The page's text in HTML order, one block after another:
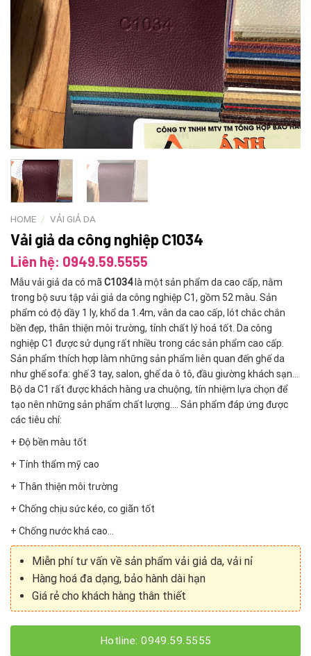
HOME / VẢI GIẢ DA
Vải giả da công nghiệp C1034
Liên hệ: 0949.59.5555
Mẫu vải giả da có mã C1034 là một sản phẩm da cao cấp, nằm
trong bộ sưu tập vải giả da công nghiệp C1, gồm 52 màu. Sản
phẩm có độ dầy 1 ly, khổ da 1.4m, vân da cao cấp, lót chắc chắn
bền đẹp, thân thiện môi trường, tính chất lý hoá tốt. Da công
nghiệp C1 được sử dụng rất nhiều trong các sản phẩm cao cấp.
Sản phẩm thích hợp làm những sản phẩm liên quan đến ghế da
như ghế sofa: ghế 3 tay, salon, ghế da ô tô, đầu giường khách sạn…
Bộ da C1 rất được khách hàng ưa chuộng, tín nhiệm lựa chọn để
tạo nên những sản phẩm chất lượng…. Sản phẩm đáp ứng được
các tiêu chí:
+ Độ bền màu tốt
+ Tính thẩm mỹ cao
+ Thân thiện môi trường
+ Chống chịu sức kéo, co giãn tốt
+ Chống nước khá cao…
Miễn phí tư vấn về sản phẩm vải giả da, vải nỉ
Hàng hoá đa dạng, bảo hành dài hạn
Giá rẻ cho khách hàng thân thiết
Hotline: 0949.59.5555